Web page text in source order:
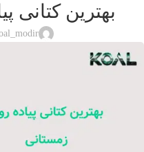
بهترین کتانی